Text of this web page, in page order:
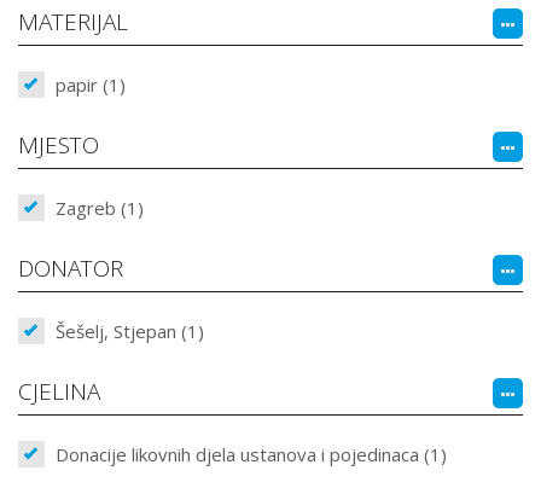
MATERIJAL
papir (1)
MJESTO
Zagreb (1)
DONATOR
Šešelj, Stjepan (1)
CJELINA
Donacije likovnih djela ustanova i pojedinaca (1)